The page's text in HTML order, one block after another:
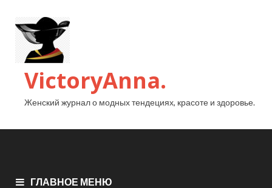
VictoryAnna.
Женский журнал о модных тендециях, красоте и здоровье.
ГЛАВНОЕ МЕНЮ